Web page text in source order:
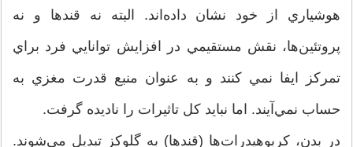
هوشياري از خود نشان داده‌اند. البته نه قندها و نه
پروتئين‌ها، نقش مستقيمي در افزايش توانايي فرد براي
تمركز ايفا نمي کنند و به عنوان منبع قدرت مغزي به
حساب نمي‌آيند. اما نبايد كل تاثيرات را ناديده گرفت.
در بدن، كربوهيدرات‌ها (قندها) به گلوكز تبديل مي‌شوند.